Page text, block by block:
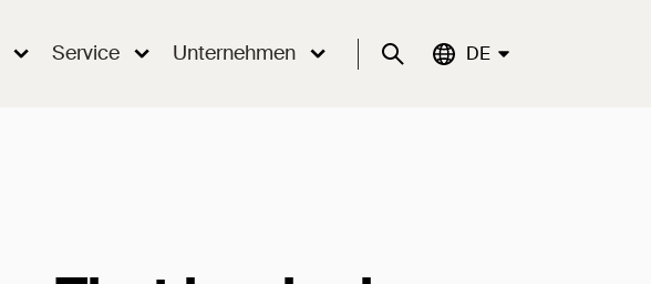
Service Unternehmen Suche Aktuelle Sprache:
DE